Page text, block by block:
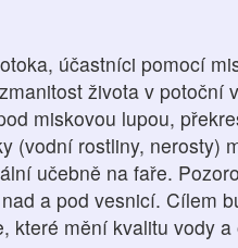
účastníci pomocí
života v potoční
miskovou lupou,
(vodní rostliny, nerosty)
učebně na faře.
a pod vesnicí. Cílem
které mění kvalitu vody